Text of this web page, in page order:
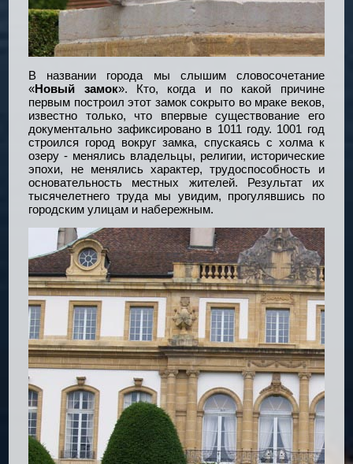
В названии города мы слышим словосочетание
«Новый замок». Кто, когда и по какой причине
первым построил этот замок сокрыто во мраке веков,
известно только, что впервые существование его
документально зафиксировано в 1011 году. 1001 год
строился город вокруг замка, спускаясь с холма к
озеру - менялись владельцы, религии, исторические
эпохи, не менялись характер, трудоспособность и
основательность местных жителей. Результат их
тысячелетнего труда мы увидим, прогулявшись по
городским улицам и набережным.